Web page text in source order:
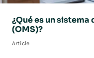
¿Qué es un
(OMS)?
Article